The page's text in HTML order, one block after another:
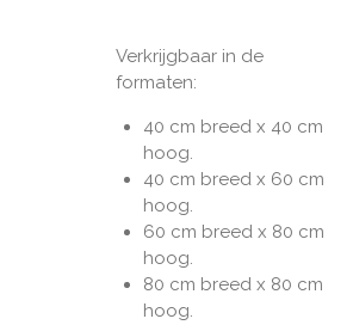
Verkrijgbaar in de
formaten:
40 cm breed x 40 cm
hoog.
40 cm breed x 60 cm
hoog.
60 cm breed x 80 cm
hoog.
80 cm breed x 80 cm
hoog.